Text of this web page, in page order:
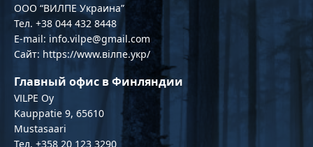
OOO “ВИЛПЕ Украина”
Тел. +38 044 432 8448
E-mail: info.vilpe@gmail.com
Сайт: https://www.вілпе.укр/
Главный офис в Финляндии
VILPE Oy
Kauppatie 9, 65610
Mustasaari
Тел. +358 20 123 3290